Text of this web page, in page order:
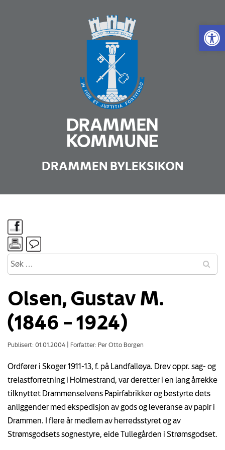
Vis
DRAMMEN BYLEKSIKON
Olsen, Gustav M.
(1846 – 1924)
Publisert: 01.01.2004 Forfatter: Per Otto Borgen
Ordfører i Skoger 1911-13, f. på Landfalløya. Drev oppr. sag- og
trelastforretning i Holmestrand, var deretter i en lang årrekke
tilknyttet Drammenselvens Papirfabrikker og bestyrte dets
anliggender med ekspedisjon av gods og leveranse av papir i
Drammen. I flere år medlem av herredsstyret og av
Strømsgodsets sognestyre, eide Tullegården i Strømsgodset.